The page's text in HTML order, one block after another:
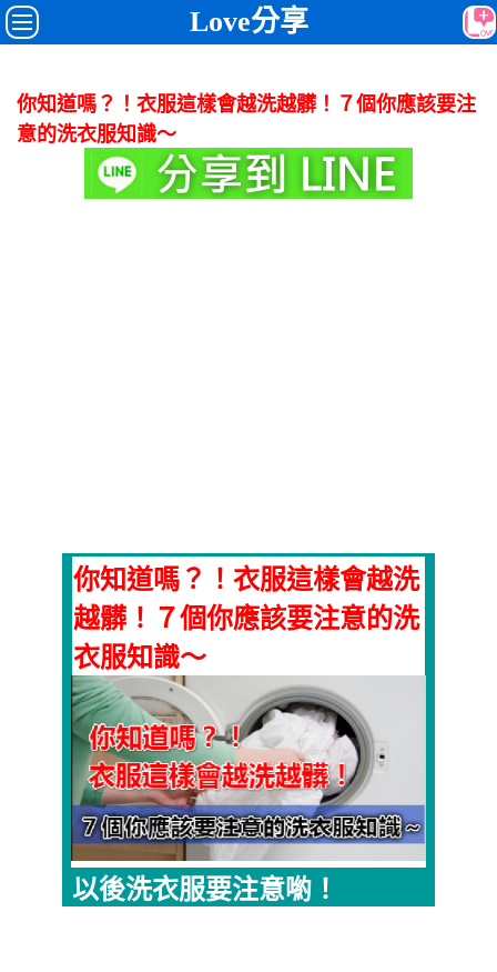
Love分享
你知道嗎？！衣服這樣會越洗越髒！７個你應該要注
意的洗衣服知識～
你知道嗎？！衣服這樣會越洗
越髒！７個你應該要注意的洗
衣服知識～
以後洗衣服要注意喲！